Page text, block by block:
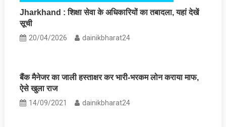
Jharkhand : शिक्षा सेवा के अधिकारियों का तबादला, यहां देखें
सूची
20/04/2026 dainikbharat24
बैंक मैनेजर का जाली हस्‍ताक्षर कर भारी-भरकम लोन कराया माफ,
ऐसे खुला राज
14/09/2021 dainikbharat24